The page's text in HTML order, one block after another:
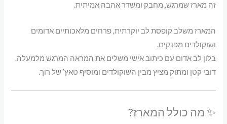
זה מארז שמרגש, מחבק ומשדר אהבה אמיתית.
המארז משלב קופסת לב יוקרתית, פרחים מלאכותיים אדומים
ושוקולדים מפנקים.
בלון לב אדום עם כיתוב אישי משלים את המראה המרגש מלמעלה.
דובי קטן ומתוק מציץ מבין השוקולדים ומוסיף טאץ’ של רוך.
✨ מה כולל המארז?